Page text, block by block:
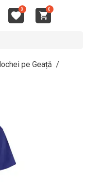
0 0
pe Geață /